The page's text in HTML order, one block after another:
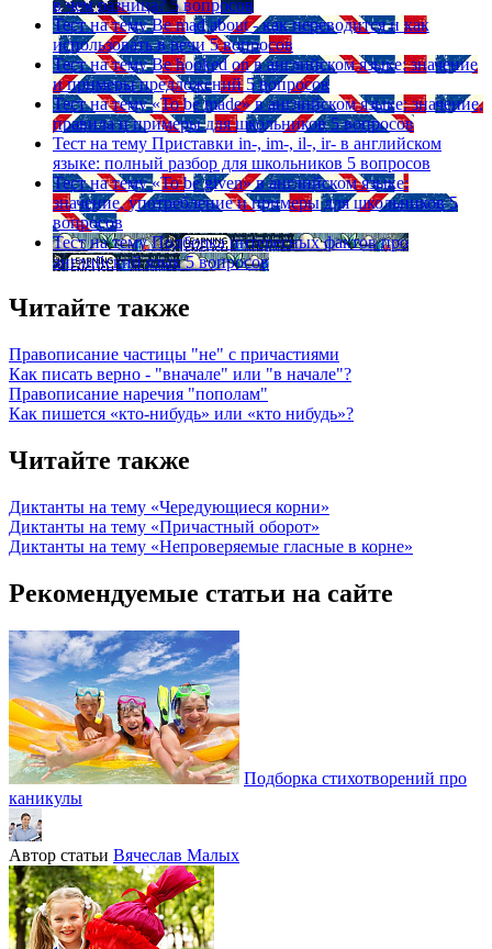
в чем разница? 5 вопросов
Тест на тему Be mad about - как переводится и как
использовать в речи 5 вопросов
Тест на тему Be hooked on в английском языке: значение
и примеры предложений 5 вопросов
Тест на тему «To be made» в английском языке: значение,
правила и примеры для школьников 5 вопросов
Тест на тему Приставки in-, im-, il-, ir- в английском
языке: полный разбор для школьников 5 вопросов
Тест на тему «To be given» в английском языке:
значение, употребление и примеры для школьников 5
вопросов
Тест на тему Подборка интересных фактов про
английский язык 5 вопросов
Читайте также
Правописание частицы "не" с причастиями
Как писать верно - "вначале" или "в начале"?
Правописание наречия "пополам"
Как пишется «кто-нибудь» или «кто нибудь»?
Читайте также
Диктанты на тему «Чередующиеся корни»
Диктанты на тему «Причастный оборот»
Диктанты на тему «Непроверяемые гласные в корне»
Рекомендуемые статьи на сайте
Подборка стихотворений про
каникулы
Автор статьи Вячеслав Малых